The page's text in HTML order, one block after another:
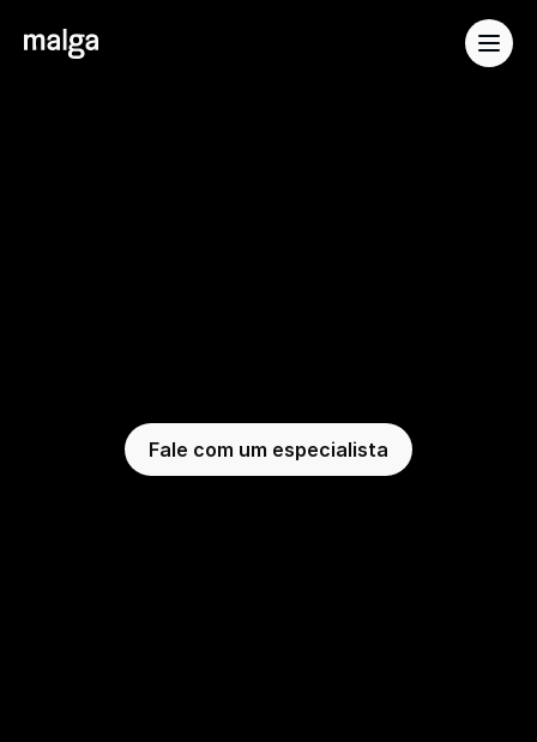
flexível e pensada pro seu negócio.
Fale com um especialista